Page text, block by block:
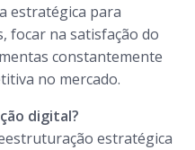
estratégica para
focar na satisfação do
constantemente
no mercado.
digital?
estratégica